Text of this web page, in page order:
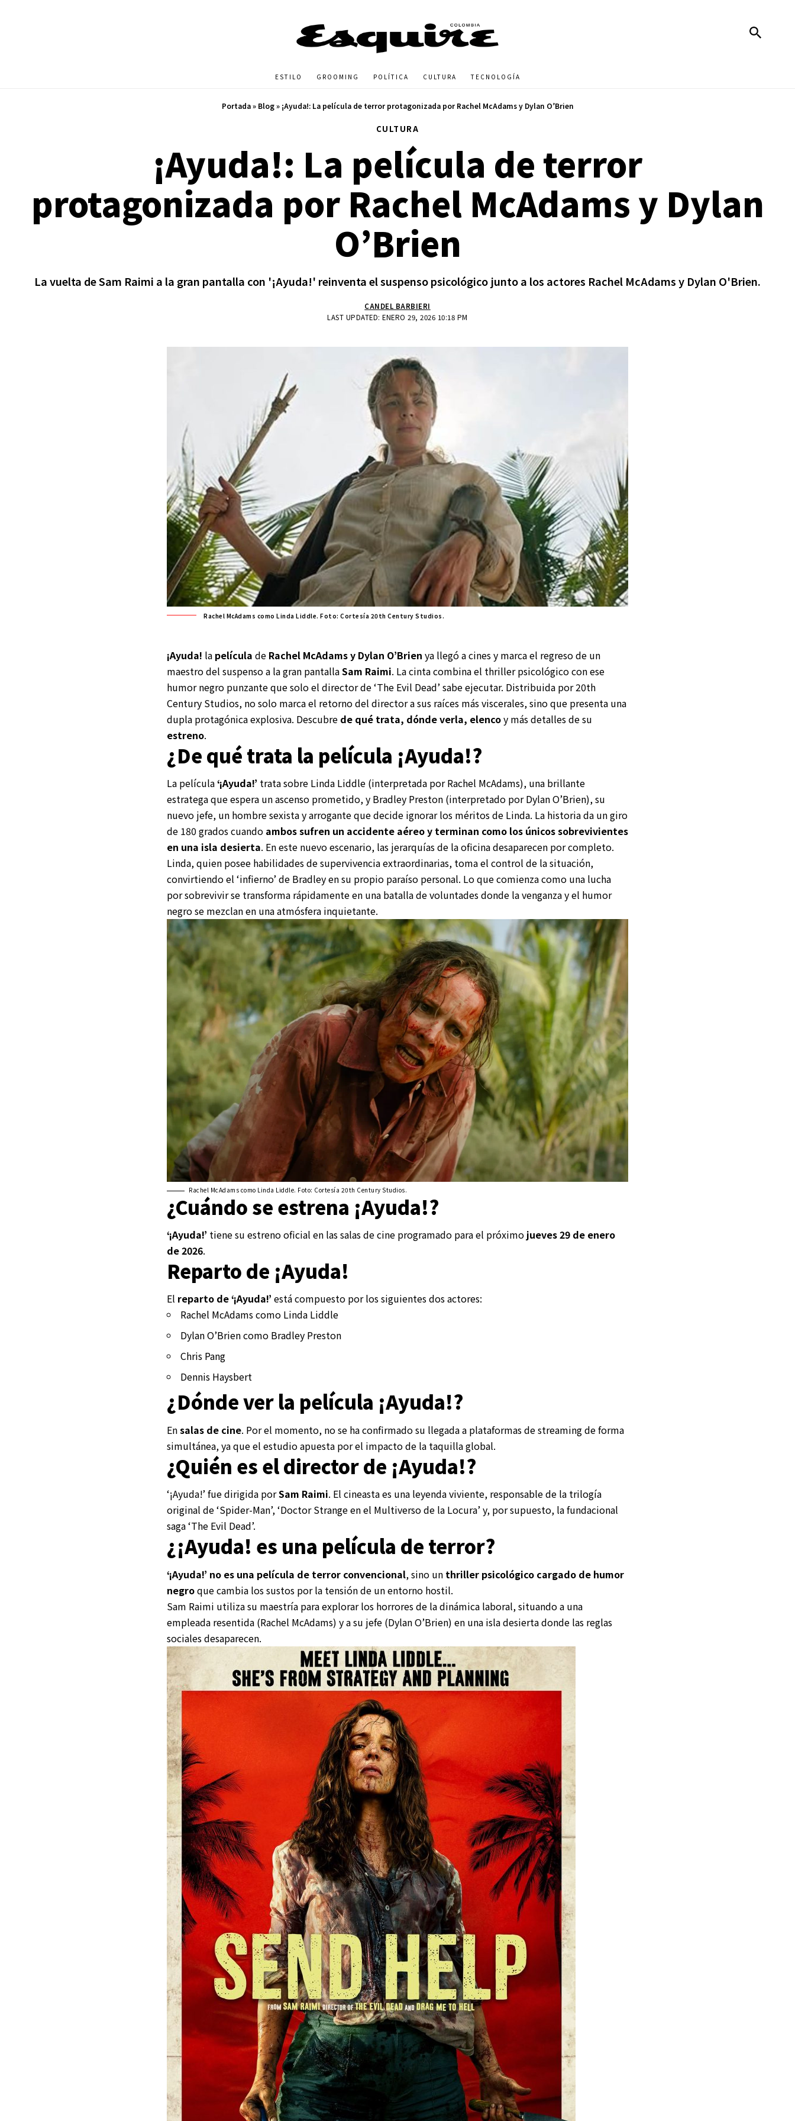
ESTILO GROOMING POLÍTICA CULTURA TECNOLOGÍA
Portada» Blog» ¡Ayuda!: La película de terror protagonizada por Rachel McAdams y Dylan O’Brien
CULTURA
¡Ayuda!: La película de terror
protagonizada por Rachel McAdams y Dylan
O’Brien
La vuelta de Sam Raimi a la gran pantalla con '¡Ayuda!' reinventa el suspenso psicológico junto a los actores Rachel McAdams y Dylan O'Brien.
LAST UPDATED: ENERO 29, 2026 10:18 PM
CANDEL BARBIERI
Rachel McAdams como Linda Liddle. Foto: Cortesía 20th Century Studios.
¡Ayuda! la película de Rachel McAdams y Dylan O’Brien ya llegó a cines y marca el regreso de un
maestro del suspenso a la gran pantallaSam Raimi. La cinta combina el thriller psicológico con ese
humor negro punzante que solo el director de ‘The Evil Dead’ sabe ejecutar. Distribuida por 20th
Century Studios, no solo marca el retorno del director a sus raíces más viscerales, sino que presenta una
dupla protagónica explosiva. Descubre de qué trata, dónde verla, elencoy más detalles de su
estreno.
¿De qué trata la película ¡Ayuda!?
La película‘¡Ayuda!’ trata sobre Linda Liddle (interpretada por Rachel McAdams), una brillante
estratega que espera un ascenso prometido, y Bradley Preston (interpretado por Dylan O’Brien), su
nuevo jefe, un hombre sexista y arrogante que decide ignorar los méritos de Linda. La historia da un giro
de 180 grados cuando ambos sufren un accidente aéreo y terminan como los únicos sobrevivientes
en una isla desierta. En este nuevo escenario, las jerarquías de la oficina desaparecen por completo.
Linda, quien posee habilidades de supervivencia extraordinarias, toma el control de la situación,
convirtiendo el ‘infierno’ de Bradley en su propio paraíso personal. Lo que comienza como una lucha
por sobrevivir se transforma rápidamente en una batalla de voluntades donde la venganza y el humor
negro se mezclan en una atmósfera inquietante.
Rachel McAdams como Linda Liddle. Foto: Cortesía 20th Century Studios.
¿Cuándo se estrena ¡Ayuda!?
‘¡Ayuda!’ tiene su estreno oficial en las salas de cine programado para el próximo jueves 29 de enero
de 2026.
Reparto de ¡Ayuda!
El reparto de ‘¡Ayuda!’ está compuesto por los siguientes dos actores:
Rachel McAdams como Linda Liddle
Dylan O’Brien como Bradley Preston
Chris Pang
Dennis Haysbert
¿Dónde ver la película ¡Ayuda!?
Ensalas de cine. Por el momento, no se ha confirmado su llegada a plataformas de streaming de forma
simultánea, ya que el estudio apuesta por el impacto de la taquilla global.
¿Quién es el director de ¡Ayuda!?
‘¡Ayuda!’ fue dirigida porSam Raimi. El cineasta es una leyenda viviente, responsable de la trilogía
original de ‘Spider-Man’, ‘Doctor Strange en el Multiverso de la Locura’ y, por supuesto, la fundacional
saga ‘The Evil Dead’.
¿¡Ayuda! es una película de terror?
‘¡Ayuda!’ no es una película de terror convencional, sino un thriller psicológico cargado de humor
negroque cambia los sustos por la tensión de un entorno hostil.
Sam Raimi utiliza su maestría para explorar los horrores de la dinámica laboral, situando a una
empleada resentida (Rachel McAdams) y a su jefe (Dylan O’Brien) en una isla desierta donde las reglas
sociales desaparecen.